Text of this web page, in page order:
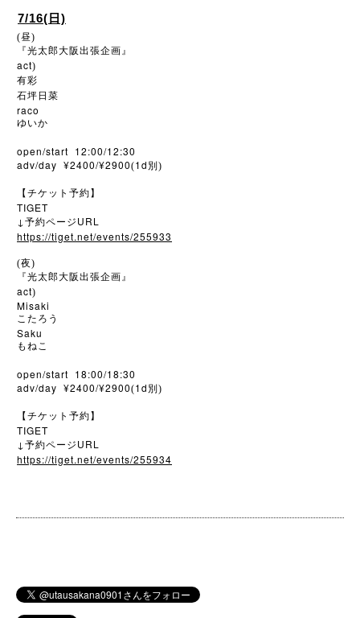
7/16(日)
(昼)
『光太郎大阪出張企画』
act)
有彩
石坪日菜
raco
ゆいか
open/start 12:00/12:30
adv/day ¥2400/¥2900(1d 別)
【チケット予約】
TIGET
↓ 予約ページ URL
https://tiget.net/events/255933
(夜)
『光太郎大阪出張企画』
act)
Misaki
こたろう
Saku
もねこ
open/start 18:00/18:30
adv/day ¥2400/¥2900(1d 別)
【チケット予約】
TIGET
↓ 予約ページ URL
https://tiget.net/events/255934